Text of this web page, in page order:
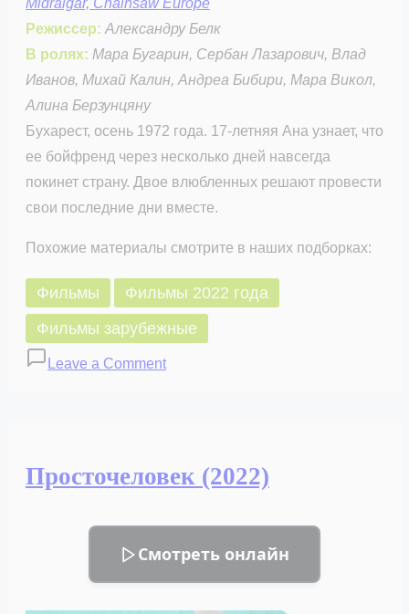
Midralgar, Chainsaw Europe
Режиссер: Александру Белк
В ролях: Мара Бугарин, Сербан Лазарович, Влад
Иванов, Михай Калин, Андреа Бибири, Мара Викол,
Алина Берзунцяну
Бухарест, осень 1972 года. 17-летняя Ана узнает, что
ее бойфренд через несколько дней навсегда
покинет страну. Двое влюбленных решают провести
свои последние дни вместе.
Похожие материалы смотрите в наших подборках:
Фильмы
Фильмы 2022 года
Фильмы зарубежные
Leave a Commenton
Просточеловек (2022)
Смотреть онлайн